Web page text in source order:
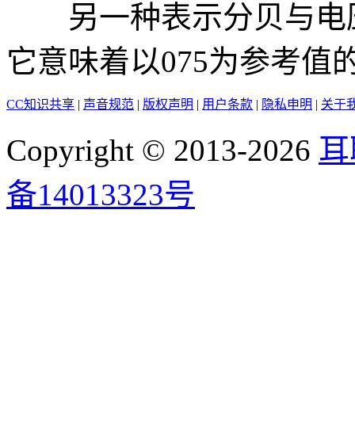
另一种表示分贝与电
它意味着以075为参考值
CC知识共享 | 声音规范 | 版权声明 | 用户条款 | 隐私申明 | 关于
Copyright © 2013-2026
备14013323号